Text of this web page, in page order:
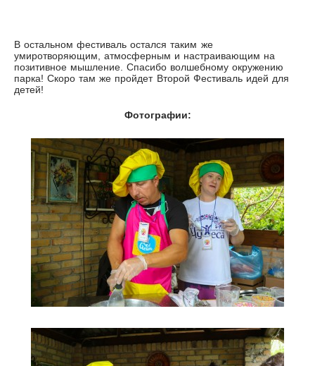
В остальном фестиваль остался таким же
умиротворяющим, атмосферным и настраивающим на
позитивное мышление. Спасибо волшебному окружению
парка! Скоро там же пройдет Второй Фестиваль идей для
детей!
Фотографии: